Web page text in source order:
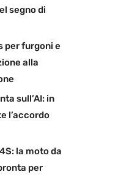
segno di
per furgoni e
alla
sull’AI: in
l’accordo
la moto da
per